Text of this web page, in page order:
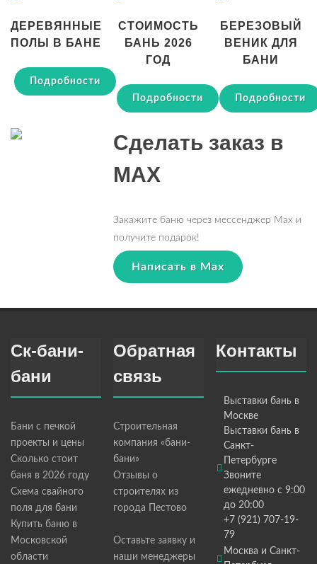
ДЕРЕВЯННЫЕ
ПОЛЫ В БАНЕ
Подробности
СТОИМОСТЬ
БАНЬ 2026
ГОД
Подробности
БЕРЕЗОВЫЙ
ВЕНИК ДЛЯ
БАНИ
Подробности
Сделать заказ в
MAX
Закажите баню через мессенджер Max и
получите подарок!
Написать в Max
Ск-бани-
бани
Бани с печкой
проекты и цены
Сколько стоит
баня в 2026 году
Схема свайного
поля для бани
Купить баню в
Московской
области
Обратная
связь
Строительная
компания «бани-
бани»
Отзывы о
строителях из
города Пестово
Оставьте заявку и
наши менеджеры
Контакты
Выставки бань в
Москве
Выставки бань в
Санкт-
Петербурге
Звоните
ежедневно с 9:00
до 20:00
+7 (921) 707-19-
79
Москва и Санкт-